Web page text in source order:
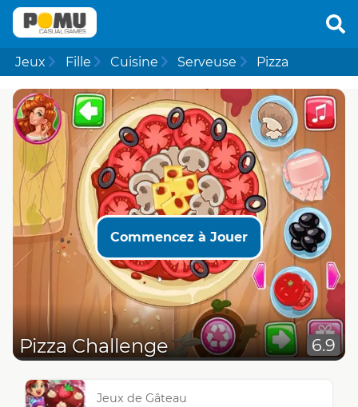
Jeux Fille Cuisine Serveuse Pizza
Commencez à Jouer
Pizza Challenge 6.9
Jeux de Gâteau